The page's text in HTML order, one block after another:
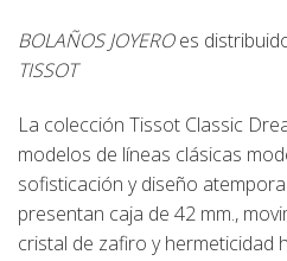
BOLAÑOS JOYEROes
TISSOT
La colección Tissot Classic
modelos de líneas clásicas
sofisticación y diseño
presentan caja de 42 mm.,
cristal de zafiro y hermeticidad